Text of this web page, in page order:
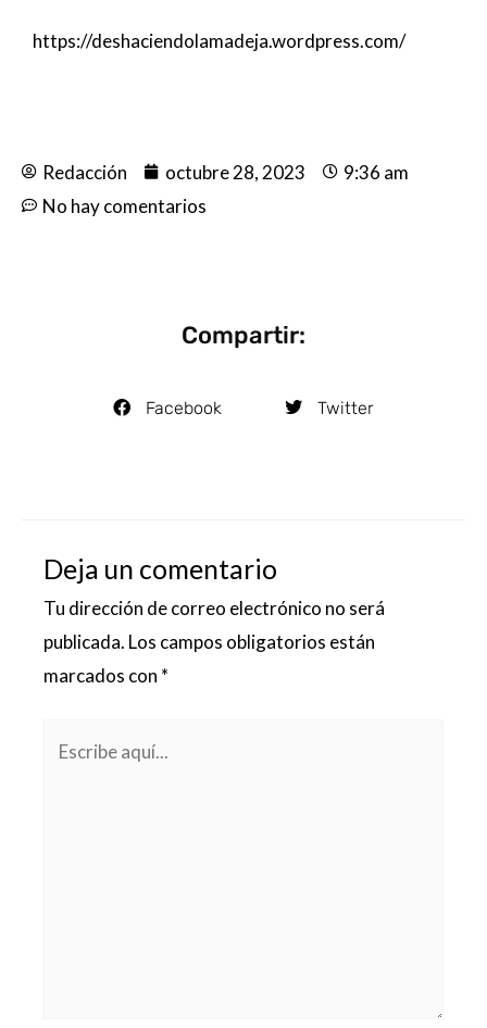
https://deshaciendolamadeja.wordpress.com/
Redacción octubre 28, 2023
9:36 am
No hay comentarios
Compartir:
Facebook Twitter
Deja un comentario
Tu dirección de correo electrónico no será
publicada. Los campos obligatorios están
marcados con *